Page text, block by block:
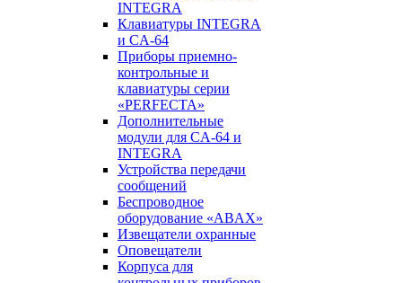
INTEGRA
Клавиатуры INTEGRA
и CA-64
Приборы приемно-
контрольные и
клавиатуры серии
«PERFECTA»
Дополнительные
модули для CA-64 и
INTEGRA
Устройства передачи
сообщений
Беспроводное
оборудование «ABAX»
Извещатели охранные
Оповещатели
Корпуса для